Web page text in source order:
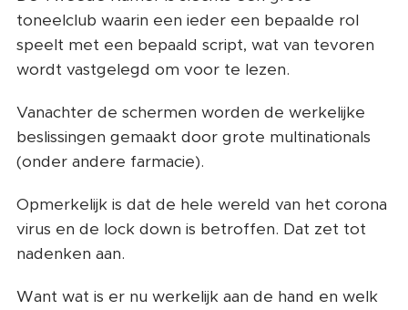
toneelclub waarin een ieder een bepaalde rol
speelt met een bepaald script, wat van tevoren
wordt vastgelegd om voor te lezen.
Vanachter de schermen worden de werkelijke
beslissingen gemaakt door grote multinationals
(onder andere farmacie).
Opmerkelijk is dat de hele wereld van het corona
virus en de lock down is betroffen. Dat zet tot
nadenken aan.
Want wat is er nu werkelijk aan de hand en welk